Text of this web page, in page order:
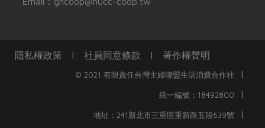
隱私權政策 | 社員同意條款 | 著作權聲明
© 2021 有限責任台灣主婦聯盟生活消費合作社 |
統一編號：18492800 |
地址：241新北市三重區重新路五段639號 |